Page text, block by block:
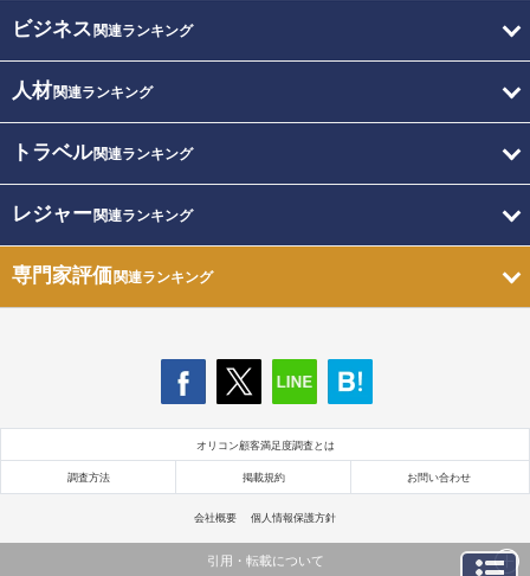
ビジネス 関連ランキング
人材関連ランキング
トラベル関連ランキング
レジャー関連ランキング
専門家評価関連ランキング
オリコン顧客満足度調査とは
調査方法 掲載規約 お問い合わせ
会社概要 個人情報保護方針
引用・転載について